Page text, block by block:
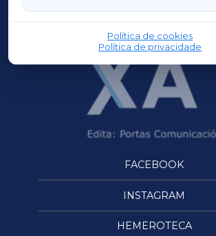
Política de cookies
Política de privacidade
OURENSEXA
FACEBOOK
INSTAGRAM
HEMEROTECA